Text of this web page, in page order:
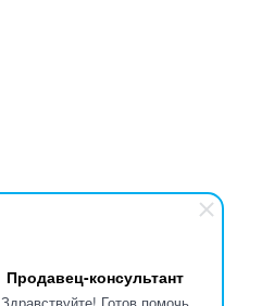
Продавец-консультант